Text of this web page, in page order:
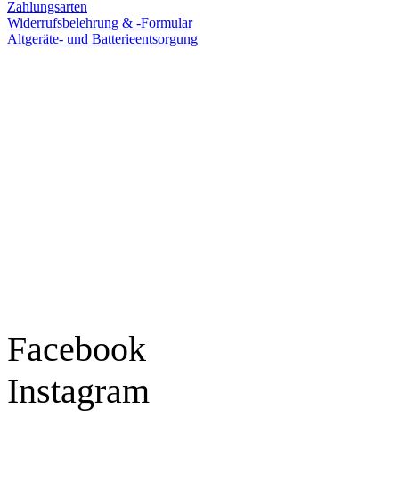
Zahlungsarten
Widerrufsbelehrung & -Formular
Altgeräte- und Batterieentsorgung
Facebook
Instagram